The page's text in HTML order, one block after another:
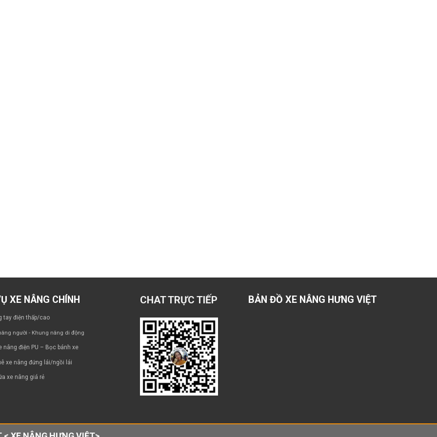
XE NÂNG CHÍNH
tay điện thấp/cao
người - Khung nâng di động
nâng điện PU – Bọc bánh xe
xe nâng đứng lái/ngồi lái
xe nâng giá rẻ
CHAT TRỰC TIẾP BẢN ĐỒ XE NÂNG HƯNG VIỆT